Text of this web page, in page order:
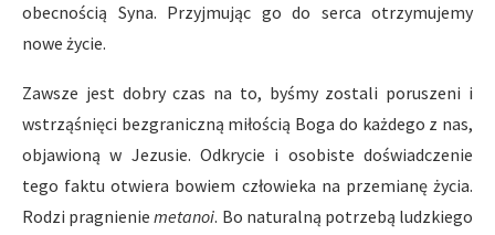
obecnością Syna. Przyjmując go do serca otrzymujemy
nowe życie.
Zawsze jest dobry czas na to, byśmy zostali poruszeni i
wstrząśnięci bezgraniczną miłością Boga do każdego z nas,
objawioną w Jezusie. Odkrycie i osobiste doświadczenie
tego faktu otwiera bowiem człowieka na przemianę życia.
Rodzi pragnieniemetanoi. Bo naturalną potrzebą ludzkiego